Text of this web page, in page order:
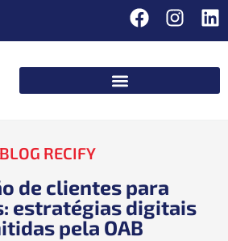
BLOG RECIFY
de clientes para
estratégias digitais
pela OAB